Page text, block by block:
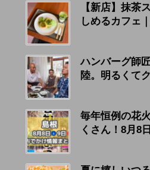
【新店】抹茶
しめるカフェ
ハンバーグ師
陸。明るくて
毎年恒例の花
くさん！8月8